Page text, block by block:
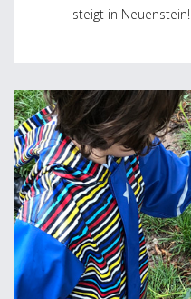
steigt in Neuenstein!